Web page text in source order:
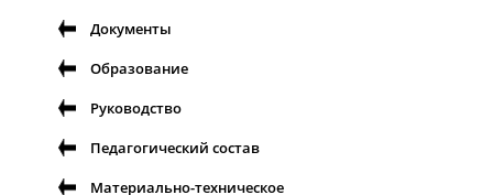
Документы
Образование
Руководство
Педагогический состав
Материально-техническое